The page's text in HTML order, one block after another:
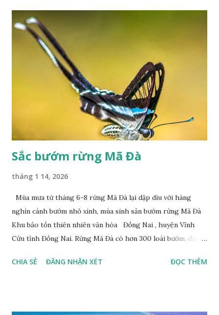
Sắc bướm rừng Mã Đà
tháng 1 14, 2026
Mùa mưa từ tháng 6-8 rừng Mã Đà lại dập dìu với hàng
nghìn cánh bướm nhỏ xinh, mùa sinh sản bướm rừng Mã Đà
Khu bảo tồn thiên nhiên văn hóa Đồng Nai , huyện Vĩnh
Cửu tỉnh Đồng Nai. Rừng Mã Đà có hơn 300 loài bướm, đặc
đuôi trắng (Lamproptera curius) đặc trưng là cái đuôi dài
CHIA SẺ ĐĂNG NHẬN XÉT ĐỌC THÊM